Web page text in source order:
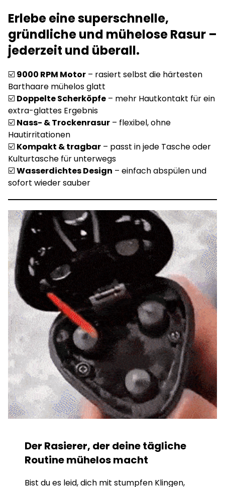
Erlebe eine superschnelle,
gründliche und mühelose Rasur –
jederzeit und überall.
☑️ 9000 RPM Motor – rasiert selbst die härtesten
Barthaare mühelos glatt
☑️ Doppelte Scherköpfe – mehr Hautkontakt für ein
extra-glattes Ergebnis
☑️ Nass- & Trockenrasur – flexibel, ohne
Hautirritationen
☑️ Kompakt & tragbar – passt in jede Tasche oder
Kulturtasche für unterwegs
☑️Wasserdichtes Design – einfach abspülen und
sofort wieder sauber
Der Rasierer, der deine tägliche
Routine mühelos macht
Bist du es leid, dich mit stumpfen Klingen,